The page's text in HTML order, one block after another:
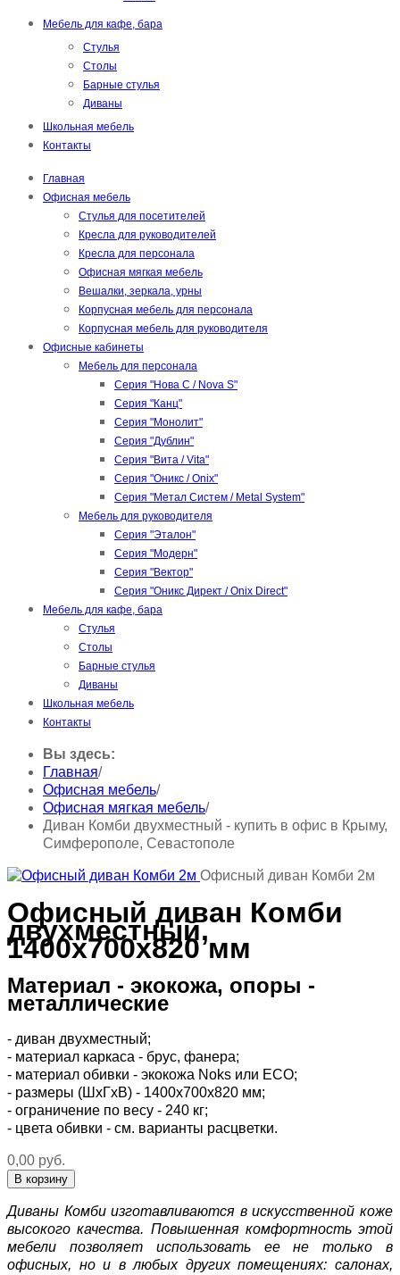
Мебель для кафе, бара
Стулья
Столы
Барные стулья
Диваны
Школьная мебель
Контакты
Главная
Офисная мебель
Стулья для посетителей
Кресла для руководителей
Кресла для персонала
Офисная мягкая мебель
Вешалки, зеркала, урны
Корпусная мебель для персонала
Корпусная мебель для руководителя
Офисные кабинеты
Мебель для персонала
Серия "Нова С / Nova S"
Серия "Канц"
Серия "Монолит"
Серия "Дублин"
Серия "Вита / Vita"
Серия "Оникс / Onix"
Серия "Метал Систем / Metal System"
Мебель для руководителя
Серия "Эталон"
Серия "Модерн"
Серия "Вектор"
Серия "Оникс Директ / Onix Direct"
Мебель для кафе, бара
Стулья
Столы
Барные стулья
Диваны
Школьная мебель
Контакты
Вы здесь:
Главная/
Офисная мебель/
Офисная мягкая мебель/
Диван Комби двухместный - купить в офис в Крыму,
Симферополе, Севастополе
Офисный диван Комби 2м
Офисный диван Комби
двухместный,
1400х700х820 мм
Материал - экокожа, опоры -
металлические
- диван двухместный;
- материал каркаса - брус, фанера;
- материал обивки - экокожа Noks или ECO;
- размеры (ШхГхВ) - 1400х700х820 мм;
- ограничение по весу - 240 кг;
- цвета обивки - см. варианты расцветки.
0,00 руб.
Диваны Комби изготавливаются в искусственной коже
высокого качества. Повышенная комфортность этой
мебели позволяет использовать ее не только в
офисных, но и в любых других помещениях: салонах,